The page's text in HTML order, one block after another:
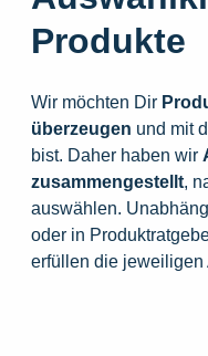
Produkte
Wir möchten Dir
überzeugen und mit
bist. Daher haben wir
zusammengestellt,
auswählen.
oder in
erfüllen die jeweiligen